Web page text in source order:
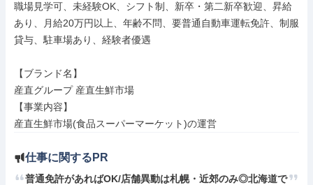
職場見学可、未経験OK、シフト制、新卒・第二新卒歓迎、昇給
あり、月給20万円以上、年齢不問、要普通自動車運転免許、制服
貸与、駐車場あり、経験者優遇
【ブランド名】
産直グループ 産直生鮮市場
【事業内容】
産直生鮮市場(食品スーパーマーケット)の運営
仕事に関するPR
普通免許があればOK/店舗異動は札幌・近郊のみ◎北海道で